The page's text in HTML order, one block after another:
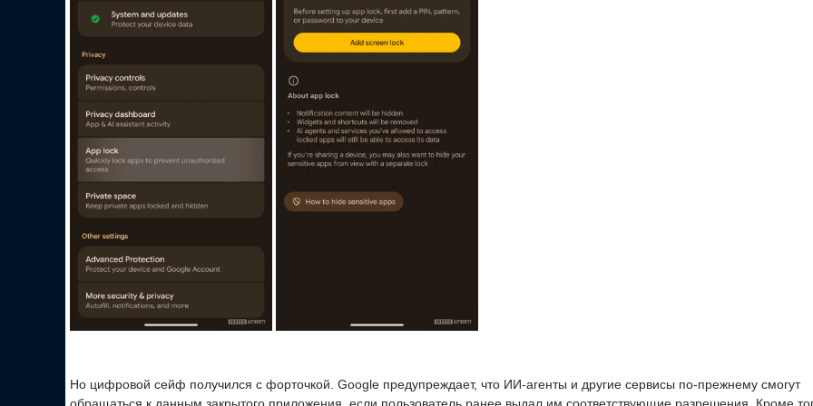
Но цифровой сейф получился с форточкой. Google предупреждает, что ИИ-агенты и другие сервисы по-прежнему смогут